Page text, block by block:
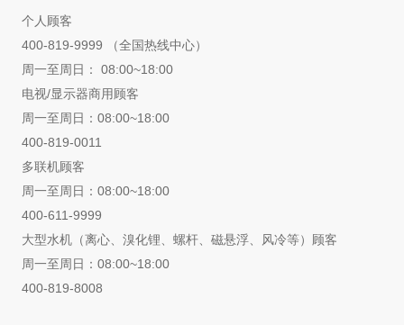
个人顾客
400-819-9999 （全国热线中心）
周一至周日： 08:00~18:00
电视/显示器商用顾客
周一至周日：08:00~18:00
400-819-0011
多联机顾客
周一至周日：08:00~18:00
400-611-9999
大型水机（离心、溴化锂、螺杆、磁悬浮、风冷等）顾客
周一至周日：08:00~18:00
400-819-8008